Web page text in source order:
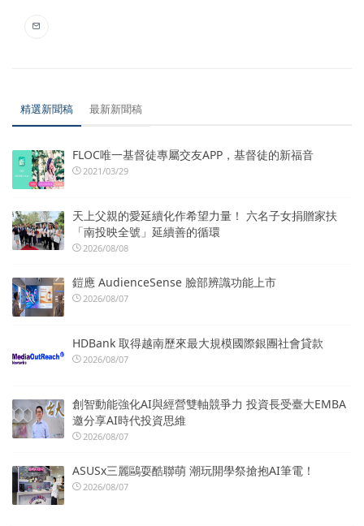
精選新聞稿 最新新聞稿
FLOC唯一基督徒專屬交友APP，基督徒的新福音
2021/03/29
天上父親的愛延續化作希望力量！ 六名子女捐贈家扶
「南投映全號」延續善的循環
2026/08/08
鎧應 AudienceSense 臉部辨識功能上市
2026/08/07
HDBank 取得越南歷來最大規模國際銀團社會貸款
2026/08/07
創智動能強化AI與經營雙軸競爭力 投資長受臺大EMBA
邀分享AI時代投資思維
2026/08/07
ASUSx三麗鷗耍酷聯萌 潮玩開學祭搶抱AI筆電！
2026/08/07